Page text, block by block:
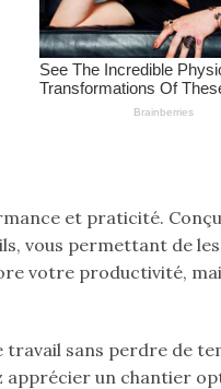
et praticité.
vous permettant de les
votre productivité,
travail sans perdre de
apprécier un chantier